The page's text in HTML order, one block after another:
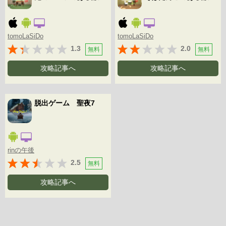
tomoLaSiDo
1.3 無料
攻略記事へ
tomoLaSiDo
2.0 無料
攻略記事へ
脱出ゲーム 聖夜7
rinの午後
2.5 無料
攻略記事へ